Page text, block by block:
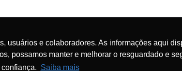
usuários e colaboradores. As informações aqui
possamos manter e melhorar o resguardado e
confiança. Saiba mais